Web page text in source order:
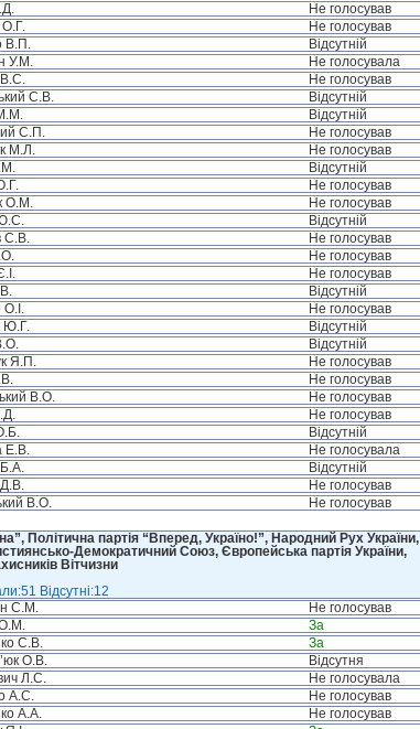
Не голосував
О.Г.
Не голосував
В.П.
Відсутній
У.М.
Не голосувала
В.С.
Не голосував
С.В.
Відсутній
Відсутній
С.П.
Не голосував
М.Л.
Не голосував
Відсутній
Не голосував
О.М.
Не голосував
Відсутній
С.В.
Не голосував
Не голосував
Не голосував
Відсутній
Не голосував
Ю.Г.
Відсутній
Відсутній
Я.П.
Не голосував
Не голосував
В.О.
Не голосував
Не голосував
Відсутній
Е.В.
Не голосувала
Відсутній
Не голосував
В.О.
Не голосував
Політична партія “Вперед, Україно!”, Народний Рух України,
Демократичний Союз, Європейська партія України,
Вітчизни
Відсутні:12
С.М.
Не голосував
За
С.В.
За
О.В.
Відсутня
Л.С.
Не голосувала
А.С.
Не голосував
А.А.
Не голосував